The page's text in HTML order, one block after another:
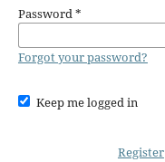
Password*
Forgot your password?
Keep me logged in
Register